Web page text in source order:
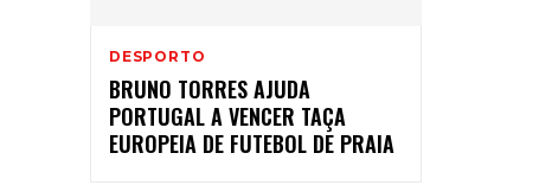
DESPORTO
BRUNO TORRES AJUDA
PORTUGAL A VENCER TAÇA
EUROPEIA DE FUTEBOL DE PRAIA